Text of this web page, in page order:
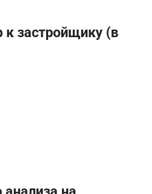
к застройщику (в